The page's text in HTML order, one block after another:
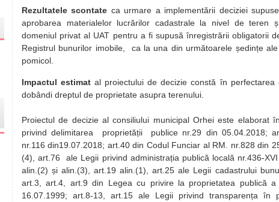
Rezultatele scontate ca urmare a implementării deciziei
aprobarea materialelor lucrărilor cadastrale la nivel de teren
domeniul privat al UAT pentru a fi supusă înregistrării obligatorii
Registrul bunurilor imobile, ca la una din următoarele ședințe
pomicol.
Impactul estimat al proiectului de decizie constă în
dobândi dreptul de proprietate asupra terenului.
Proiectul de decizie al consiliului municipal Orhei este elaborat
privind delimitarea proprietății publice nr.29 din 05.04.2018;
nr.116 din19.07.2018; art.40 din Codul Funciar al RM. nr.828
(4), art.76 ale Legii privind administrația publică locală nr.436-
alin.(2) și alin.(3), art.19 alin.(1), art.25 ale Legii cadastrului
art.3, art.4, art.9 din Legea cu privire la proprietatea publică a
16.07.1999; art.8-13, art.15 ale Legii privind transparența în